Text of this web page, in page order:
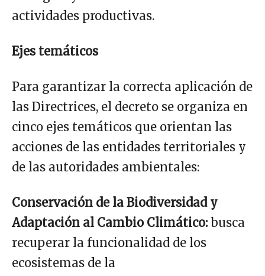
actividades productivas.
Ejes temáticos
Para garantizar la correcta aplicación de
las Directrices, el decreto se organiza en
cinco ejes temáticos que orientan las
acciones de las entidades territoriales y
de las autoridades ambientales:
Conservación de la Biodiversidad y
Adaptación al Cambio Climático: busca
recuperar la funcionalidad de los
ecosistemas de la